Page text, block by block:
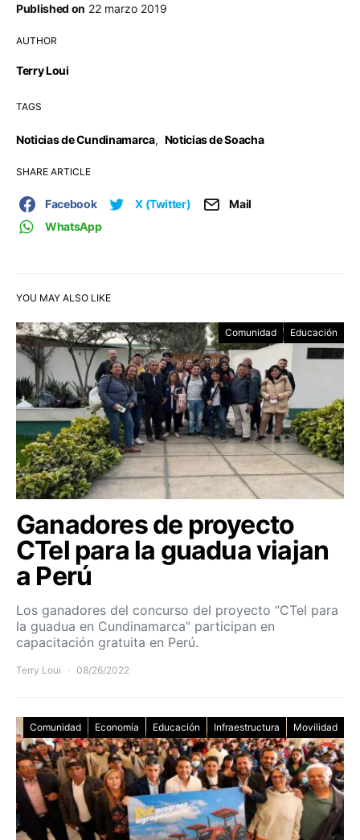
Published on 22 marzo 2019
AUTHOR
Terry Loui
TAGS
Noticias de Cundinamarca, Noticias de Soacha
SHARE ARTICLE
Facebook X (Twitter)
Mail
WhatsApp
YOU MAY ALSO LIKE
Comunidad Educación
Ganadores de proyecto
CTel para la guadua viajan
a Perú
Los ganadores del concurso del proyecto “CTeI para
la guadua en Cundinamarca” participan en
capacitación gratuita en Perú.
Terry Loui 08/26/2022
Comunidad Economía Educación Infraestructura Movilidad